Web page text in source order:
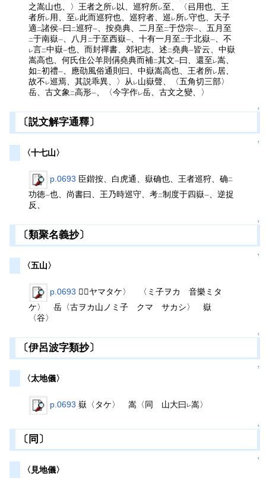
之嵩山也、〉王者之所レ 以、巡狩所レ至、〈㠯用也、王
者所レ 用、至 レ 此而巡狩也、巡狩者、巡 レ 所レ守也、天子
適 二諸侯一曰 二巡狩一 、按堯典、二月至 二于岱宗一 、五月至
二于南嶽一 、八月 二于至西嶽一 、十有一月至 二于北嶽一 、不
レ言二中嶽一也、而封禪書、郊祀志、述 二堯典一皆云、中嶽
嵩高也、何氏住公羊則偁堯典而補二其文一曰、還至 レ嵩、
如 二初禮一 、應劭風俗通則曰、中嶽嵩高也、王者所レ 居、
故不 レ巡焉、其説乖異、〉从 レ 山嶽聲、〈五角切三部〉
岳、古文象 二高形一 、〈今字作レ岳、古文之變、〉
↑
〔説文解字通釋〕
↑
〈十七山〉
p.0693 臣鍇按、白虎通、嶽确也、王者巡狩、确二
功徳一也、尚書曰、王乃時巡守、考二制度于四嶽一
、逆捉
反、
↑
〔類聚名義抄〕
↑
〈五山〉
p.0693 𡽺〈ヤマタケ〉 〈ミ子ヲカ 音樂ミタ
ケ〉 岳〈古ヲカ山ノミ子 クマ サカシ〉 嶽
〈谷〉
↑
〔伊呂波字類抄〕
↑
〈太地儀〉
p.0693 嶽〈タケ〉 嵩〈同 山大曰 レ嵩〉
↑
〔同〕
↑
〈見地儀〉